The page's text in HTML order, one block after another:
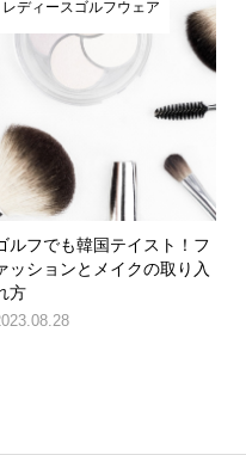
レディースゴルフウェア
ルフでも韓国テイスト！フ
ッションとメイクの取り入
方